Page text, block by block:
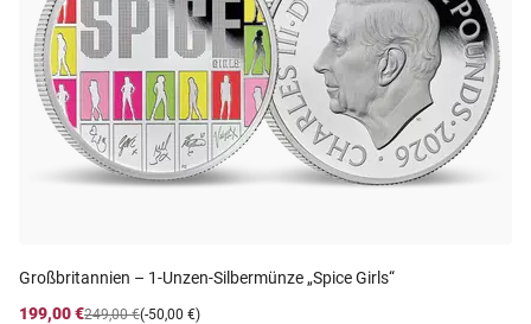
Großbritannien – 1-Unzen-Silbermünze „Spice Girls“
199,00 €
(-50,00 €)
249,00 €